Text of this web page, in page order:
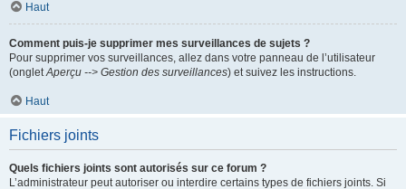
Haut
Comment puis-je supprimer mes surveillances de sujets ?
Pour supprimer vos surveillances, allez dans votre panneau de l’utilisateur
(ongletAperçu --> Gestion des surveillances) et suivez les instructions.
Haut
Fichiers joints
Quels fichiers joints sont autorisés sur ce forum ?
L’administrateur peut autoriser ou interdire certains types de fichiers joints. Si